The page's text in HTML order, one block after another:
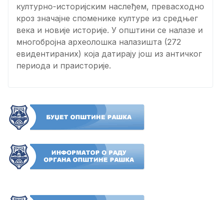
културно-историјским наслеђем, превасходно
кроз значајне споменике културе из средњег
века и новије историје. У општини се налазе и
многобројна археолошка налазишта (272
евидентираних) која датирају још из античког
периода и праисторије.